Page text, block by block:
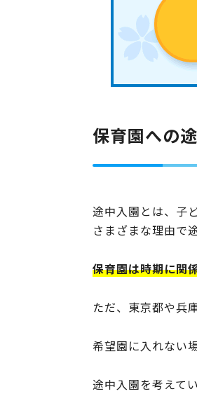
保育園への
途中入園とは、子
さまざまな理由で
保育園は時期に関
ただ、東京都や兵
希望園に入れない
途中入園を考えて